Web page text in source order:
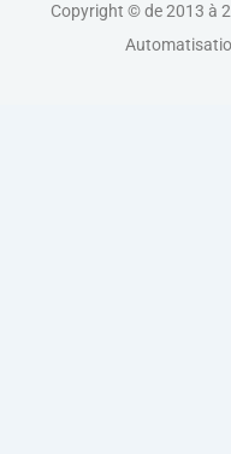
Copyright © de 2013 à